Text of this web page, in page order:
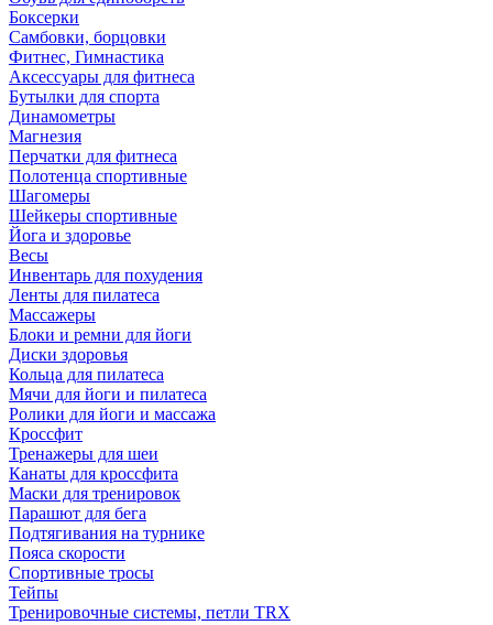
Боксерки
Самбовки, борцовки
Фитнес, Гимнастика
Аксессуары для фитнеса
Бутылки для спорта
Динамометры
Магнезия
Перчатки для фитнеса
Полотенца спортивные
Шагомеры
Шейкеры спортивные
Йога и здоровье
Весы
Инвентарь для похудения
Ленты для пилатеса
Массажеры
Блоки и ремни для йоги
Диски здоровья
Кольца для пилатеса
Мячи для йоги и пилатеса
Ролики для йоги и массажа
Кроссфит
Тренажеры для шеи
Канаты для кроссфита
Маски для тренировок
Парашют для бега
Подтягивания на турнике
Пояса скорости
Спортивные тросы
Тейпы
Тренировочные системы, петли TRX